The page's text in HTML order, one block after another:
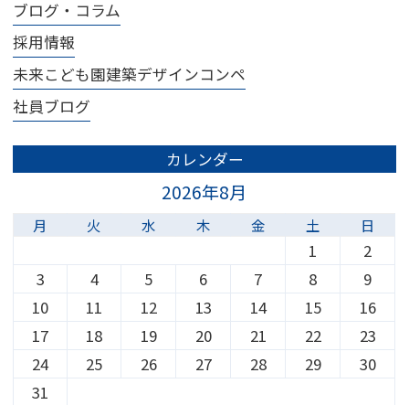
ブログ・コラム
採用情報
未来こども園建築デザインコンペ
社員ブログ
カレンダー
2026年8月
月 火 水 木 金 土 日
1
2
3
4 5 6 7 8
9
10
11 12 13 14 15
16
17
18 19 20 21 22
23
24
25 26 27 28 29
30
31